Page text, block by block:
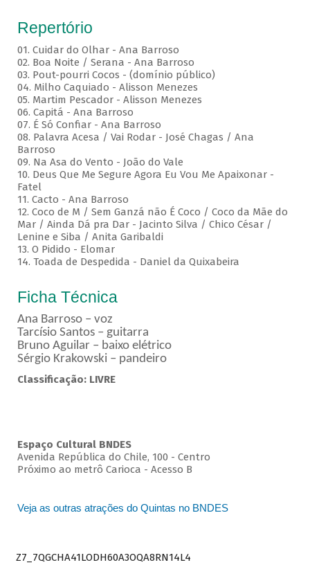
Repertório
01. Cuidar do Olhar - Ana Barroso
02. Boa Noite / Serana - Ana Barroso
03. Pout-pourri Cocos - (domínio público)
04. Milho Caquiado - Alisson Menezes
05. Martim Pescador - Alisson Menezes
06. Capitá - Ana Barroso
07. É Só Confiar - Ana Barroso
08. Palavra Acesa / Vai Rodar - José Chagas / Ana
Barroso
09. Na Asa do Vento - João do Vale
10. Deus Que Me Segure Agora Eu Vou Me Apaixonar -
Fatel
11. Cacto - Ana Barroso
12. Coco de M / Sem Ganzá não É Coco / Coco da Mãe do
Mar / Ainda Dá pra Dar - Jacinto Silva / Chico César /
Lenine e Siba / Anita Garibaldi
13. O Pidido - Elomar
14. Toada de Despedida - Daniel da Quixabeira
Ficha Técnica
Ana Barroso – voz
Tarcísio Santos – guitarra
Bruno Aguilar – baixo elétrico
Sérgio Krakowski – pandeiro
Classificação: LIVRE
Espaço Cultural BNDES
Avenida República do Chile, 100 - Centro
Próximo ao metrô Carioca - Acesso B
Veja as outras atrações do Quintas no BNDES
Z7_7QGCHA41LODH60A3OQA8RN14L4